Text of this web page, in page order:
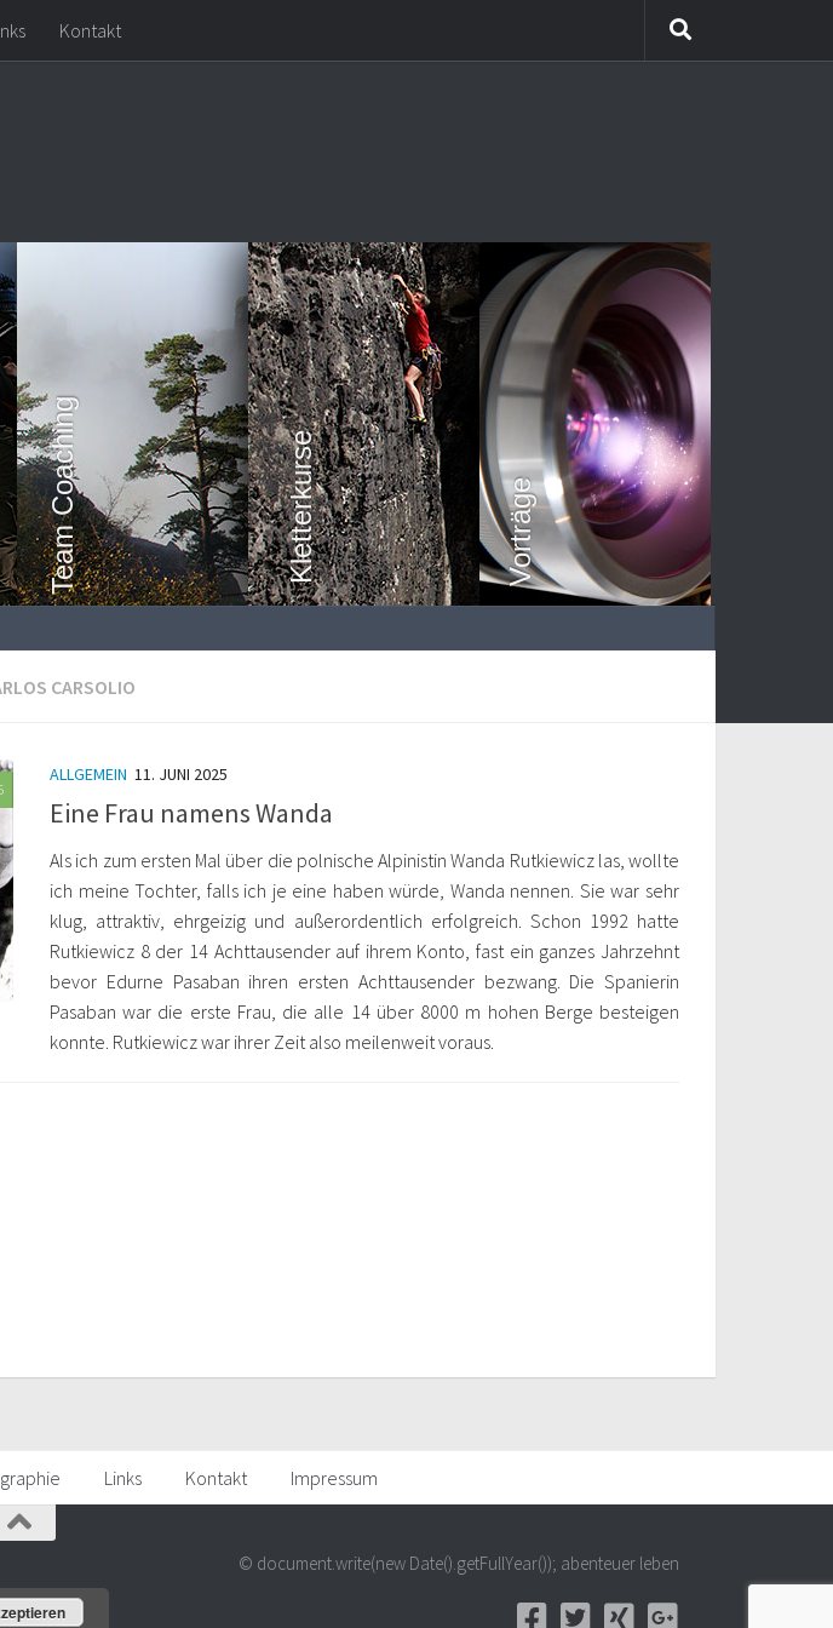
Kontakt
Team Coaching Kletterkurse Vorträge
CARSOLIO
ALLGEMEIN 11. JUNI 2025
Eine Frau namens Wanda
Als ich zum ersten Mal über die polnische Alpinistin Wanda Rutkiewicz las, wollte
ich meine Tochter, falls ich je eine haben würde, Wanda nennen. Sie war sehr
klug, attraktiv, ehrgeizig und außerordentlich erfolgreich. Schon 1992 hatte
Rutkiewicz 8 der 14 Achttausender auf ihrem Konto, fast ein ganzes Jahrzehnt
bevor Edurne Pasaban ihren ersten Achttausender bezwang. Die Spanierin
Pasaban war die erste Frau, die alle 14 über 8000 m hohen Berge besteigen
konnte. Rutkiewicz war ihrer Zeit also meilenweit voraus.
Links Kontakt Impressum
© document.write(new Date().getFullYear()); abenteuer leben